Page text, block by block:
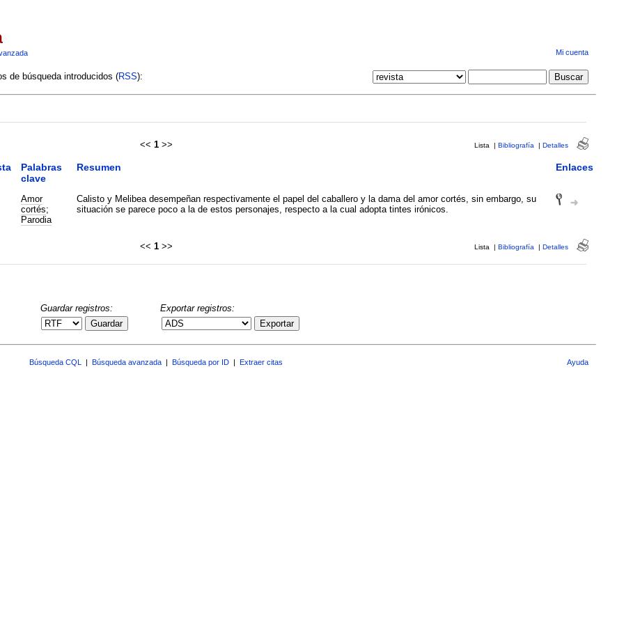
Mi cuenta
de búsqueda introducidos (RSS):
<< 1 >> Lista | Bibliografía | Detalles
Palabras
clave
Resumen Enlaces
Amor
cortés;
Parodia
Calisto y Melibea desempeñan respectivamente el papel del caballero y la dama del amor cortés, sin embargo, su
situación se parece poco a la de estos personajes, respecto a la cual adopta tintes irónicos.
<< 1 >> Lista | Bibliografía | Detalles
Guardar registros:
Guardar
Exportar registros:
Exportar
Búsqueda CQL Búsqueda avanzada Búsqueda por ID Extraer citas Ayuda